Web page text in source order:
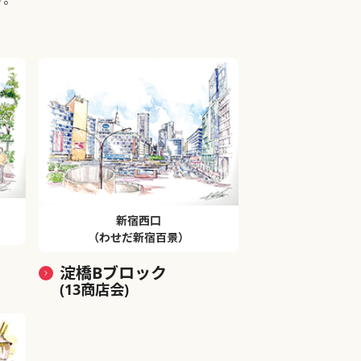
新宿西口
（わせだ新宿百景）
淀橋Bブロック
(13商店会)